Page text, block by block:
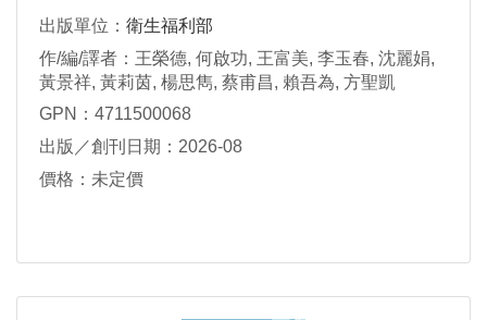
為例
出版單位： 衛生福利部
作/編/譯者：王榮德, 何啟功, 王富美, 李玉春, 沈麗娟,
黃景祥, 黃莉茵, 楊思雋, 蔡甫昌, 賴吾為, 方聖凱
GPN：4711500068
出版／創刊日期：2026-08
價格：未定價